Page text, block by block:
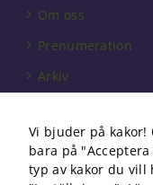
Om oss
Prenumeration
Arkiv
Förbundet
Om cookies
Vi bjuder på kakor!
bara på
typ av kakor du vill